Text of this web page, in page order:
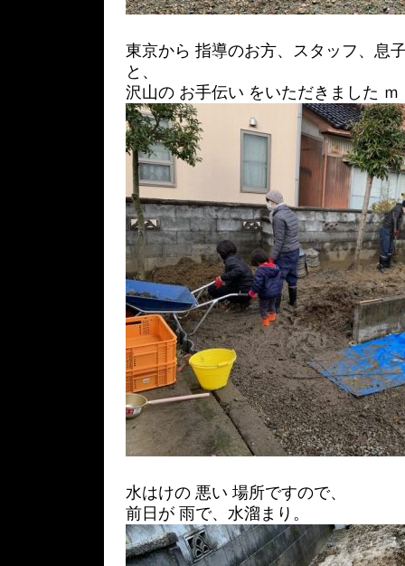
東京から 指導のお方、スタッフ、息
と、
沢山の お手伝い をいただきました ｍ
水はけの 悪い 場所ですので、
前日が 雨で、水溜まり。